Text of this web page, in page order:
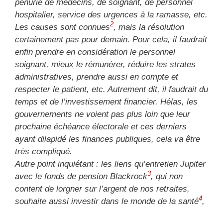
pénurie de médecins, de soignant, de personnel
hospitalier, service des urgences à la ramasse, etc.
Les causes sont connues2, mais la résolution
certainement pas pour demain. Pour cela, il faudrait
enfin prendre en considération le personnel
soignant, mieux le rémunérer, réduire les strates
administratives, prendre aussi en compte et
respecter le patient, etc. Autrement dit, il faudrait du
temps et de l’investissement financier. Hélas, les
gouvernements ne voient pas plus loin que leur
prochaine échéance électorale et ces derniers
ayant dilapidé les finances publiques, cela va être
très compliqué.
Autre point inquiétant : les liens qu’entretien Jupiter
avec le fonds de pension Blackrock3, qui non
content de lorgner sur l’argent de nos retraites,
souhaite aussi investir dans le monde de la santé4,